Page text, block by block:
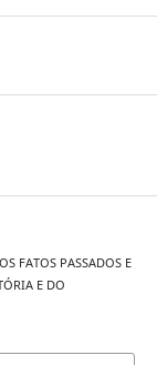
FATOS PASSADOS E
E DO